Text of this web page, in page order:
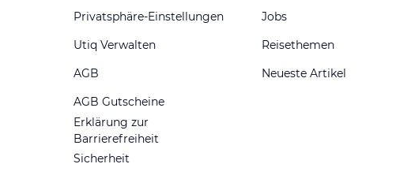
Privatsphäre-Einstellungen
Utiq Verwalten
AGB
AGB Gutscheine
Erklärung zur
Barrierefreiheit
Sicherheit
Jobs
Reisethemen
Neueste Artikel